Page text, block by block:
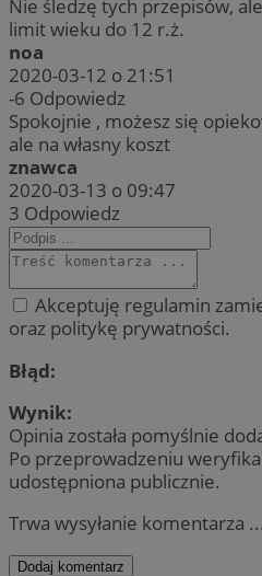
Nie śledzę tych przepisów, ale
limit wieku do 12 r.ż.
noa
2020-03-12 o 21:51
-6 Odpowiedz
Spokojnie , możesz się
ale na własny koszt
znawca
2020-03-13 o 09:47
3 Odpowiedz
Akceptuję regulamin
oraz politykę prywatności.
Błąd:
Wynik:
Opinia została pomyślnie
Po przeprowadzeniu
udostępniona publicznie.
Trwa wysyłanie komentarza ...
Dodaj komentarz